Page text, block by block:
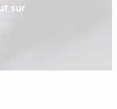
sur